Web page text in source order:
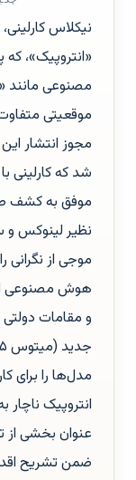
نیکلاس
«انتروپیک»،
مصنوعی مانند
موقعیتی
مجوز انتشار
شد که کارلینی
موفق به کشف
نظیر لینوکس
موجی از نگرانی
هوش مصنوعی
و مقامات دولتی
مدل‌ها را برای
انتروپیک
عنوان بخشی از
ضمن تشریح